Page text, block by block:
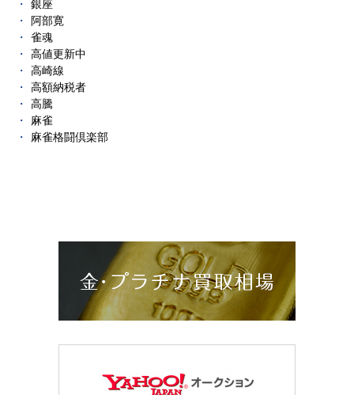
銀座
阿部寛
雀魂
高値更新中
高崎線
高額納税者
高騰
麻雀
麻雀格闘倶楽部